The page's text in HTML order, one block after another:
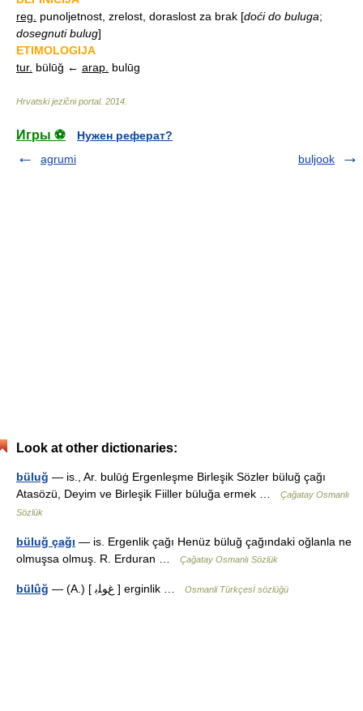
reg.
punoljetnost, zrelost, doraslost za brak [doći do buluga;
dosegnuti bulug]
ETIMOLOGIJA
tur. bülūǧ ← arap. bulūg
Hrvatski jezični portal. 2014
Игры ⚽
Нужен реферат?
agrumi
buljook
Look at other dictionaries:
büluğ — is., Ar. bulūġ Ergenleşme Birleşik Sözler büluğ çağı
Atasözü, Deyim ve Birleşik Fiiller büluğa ermek …
Çağatay Osmanlı
Sözlük
büluğ çağı — is. Ergenlik çağı Henüz büluğ çağındaki oğlanla ne
olmuşsa olmuş. R. Erduran …
Çağatay Osmanlı Sözlük
bülûğ — (A.) [ غﻮﻠﺑ ] erginlik … Osmanli Türkçesİ sözlüğü